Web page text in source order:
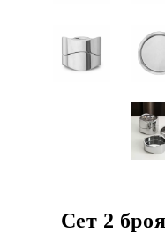
Сет 2